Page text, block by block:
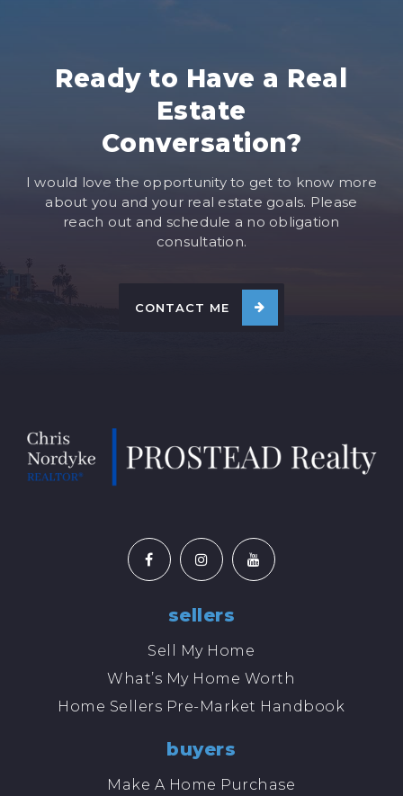
Ready to Have a Real
Estate
Conversation?
I would love the opportunity to get to know more
about you and your real estate goals. Please
reach out and schedule a no obligation
consultation.
CONTACT ME
sellers
Sell My Home
What’s My Home Worth
Home Sellers Pre-Market Handbook
buyers
Make A Home Purchase